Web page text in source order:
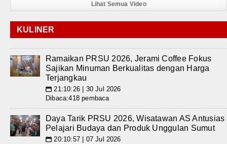
Lihat Semua Video
KULINER
Ramaikan PRSU 2026, Jerami Coffee Fokus
Sajikan Minuman Berkualitas dengan Harga
Terjangkau
📅 21:10:26 | 30 Jul 2026
Dibaca:418 pembaca
Daya Tarik PRSU 2026, Wisatawan AS Antusias
Pelajari Budaya dan Produk Unggulan Sumut
📅 20:10:57 | 07 Jul 2026